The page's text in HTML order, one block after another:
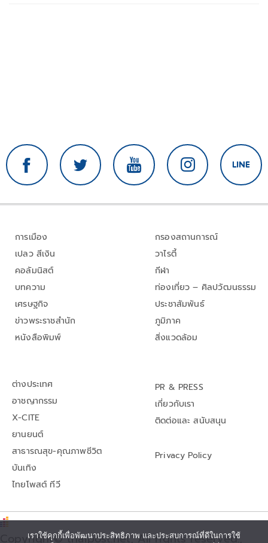
การเมือง
เปลว สีเงิน
คอลัมนิสต์
บทความ
เศรษฐกิจ
ข่าวพระราชสำนัก
หนังสือพิมพ์
กรองสถานการณ์
วาไรตี้
กีฬา
ท่องเที่ยว – ศิลปวัฒนธรรม
ประชาสัมพันธ์
ภูมิภาค
สิ่งแวดล้อม
ต่างประเทศ
อาชญากรรม
X-CITE
ยานยนต์
สาธารณสุข-คุณภาพชีวิต
บันเทิง
ไทยโพสต์ ทีวี
PR & PRESS
เกี่ยวกับเรา
ติดต่อและ สนับสนุน
Privacy Policy
Copyright© thaipost.net, All rights reserved.,
เราใช้คุกกี้เพื่อพัฒนาประสิทธิภาพ และประสบการณ์ที่ดีในการใช้